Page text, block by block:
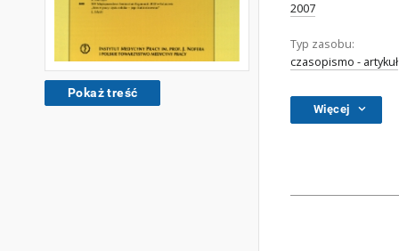
Pokaż treść
2007
Typ zasobu:
czasopismo - artykuł
Więcej